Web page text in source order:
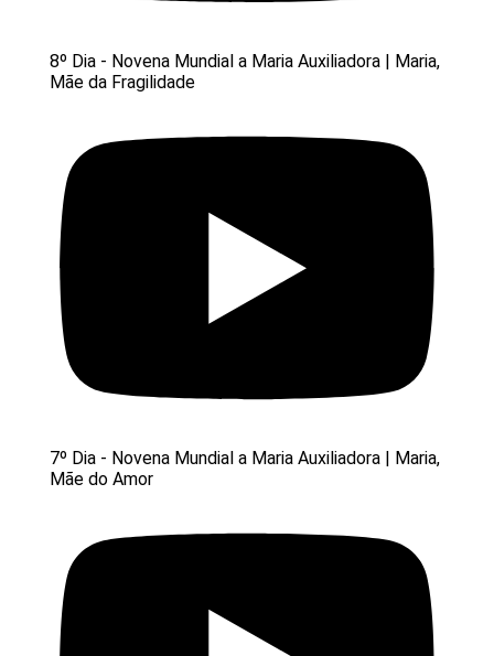
8º Dia - Novena Mundial a Maria Auxiliadora | Maria,
Mãe da Fragilidade
7º Dia - Novena Mundial a Maria Auxiliadora | Maria,
Mãe do Amor